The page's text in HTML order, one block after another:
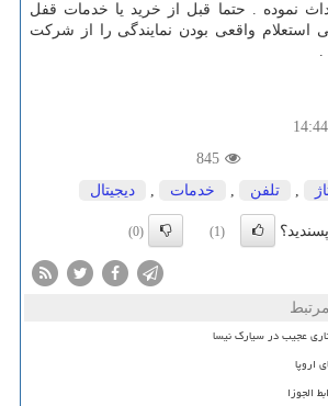
نموده . حتما قبل از خرید یا خدمات قفل
استعلام واقعی بودن نمایندگی را از شرکت
.
845
, تلفن , خدمات , دیجیتال
(1)
(0)
عجیب در سیارک نیسا
اروپا
الجوزا